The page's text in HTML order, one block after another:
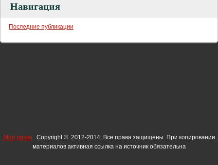
Навигация
Последние публикации
Моя дачка
Copyright © 2012-2014. Все права защищены. При копировании
материалов активная ссылка на источник обязательна